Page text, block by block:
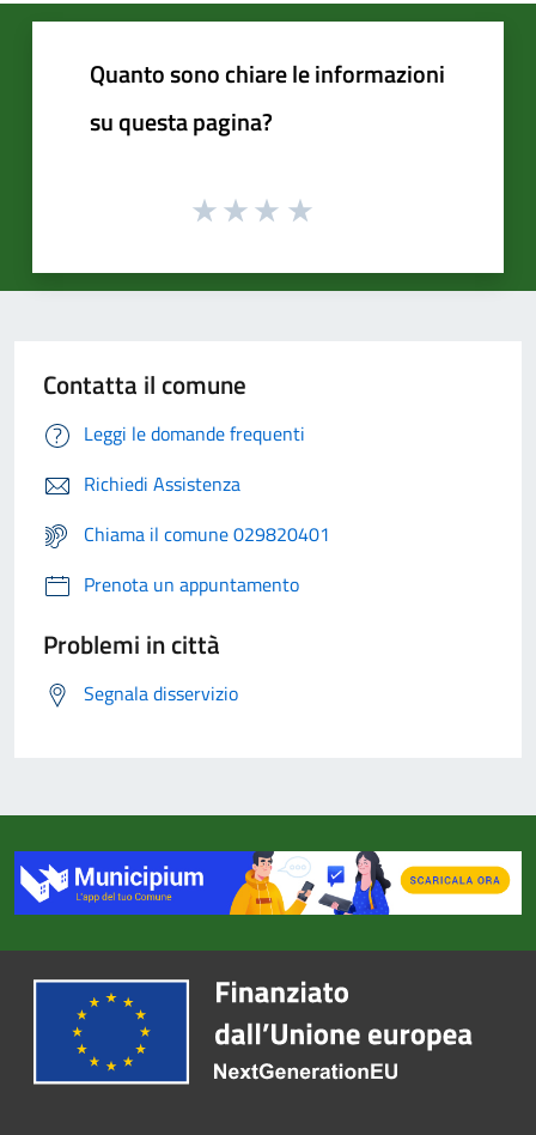
Quanto sono chiare le informazioni
su questa pagina?
Contatta il comune
Leggi le domande frequenti
Richiedi Assistenza
Chiama il comune 029820401
Prenota un appuntamento
Problemi in città
Segnala disservizio